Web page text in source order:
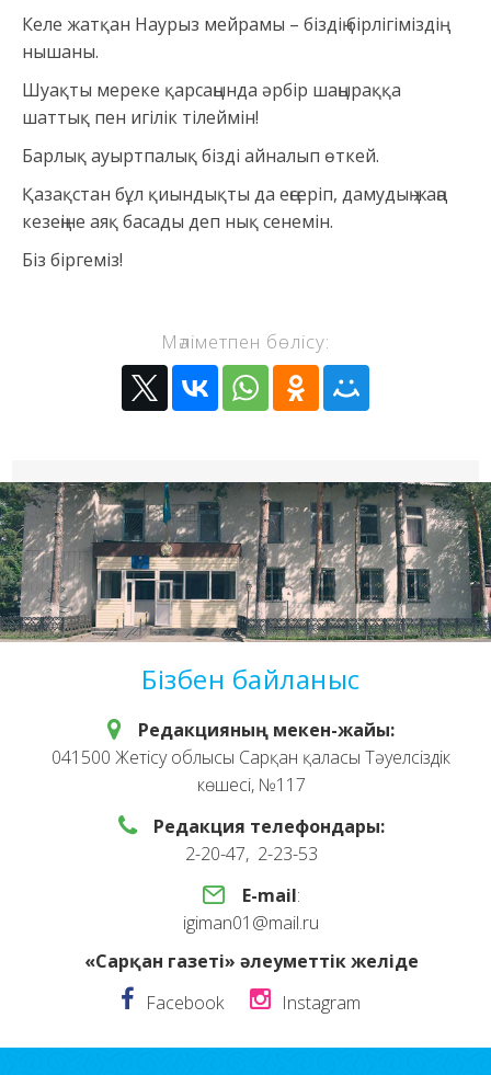
Келе жатқан Наурыз мейрамы – біздің бірлігіміздің
нышаны.
Шуақты мереке қарсаңында әрбір шаңыраққа
шаттық пен игілік тілеймін!
Барлық ауыртпалық бізді айналып өткей.
Қазақстан бұл қиындықты да еңсеріп, дамудың жаңа
кезеңіне аяқ басады деп нық сенемін.
Біз біргеміз!
Мәліметпен бөлісу:
Бізбен байланыс
Редакцияның мекен-жайы:
041500 Жетісу облысы Сарқан қаласы Тәуелсіздік
көшесі, №117
Редакция телефондары:
2-20-47, 2-23-53
E-mail:
igiman01@mail.ru
«Сарқан газеті» әлеуметтік желіде
Facebook
Instagram